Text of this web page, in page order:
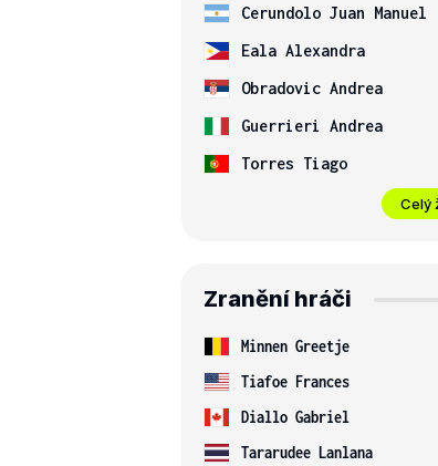
Cerundolo Juan Manuel
Eala Alexandra
Obradovic Andrea
Guerrieri Andrea
Torres Tiago
Celý
Zranění hráči
Minnen Greetje
Tiafoe Frances
Diallo Gabriel
Tararudee Lanlana